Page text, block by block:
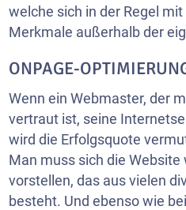
welche sich in der Regel
Merkmale außerhalb der
ONPAGE-
Wenn ein Webmaster, der
vertraut ist, seine
wird die Erfolgsquote
Man muss sich die Website
vorstellen, das aus vielen
besteht. Und ebenso wie